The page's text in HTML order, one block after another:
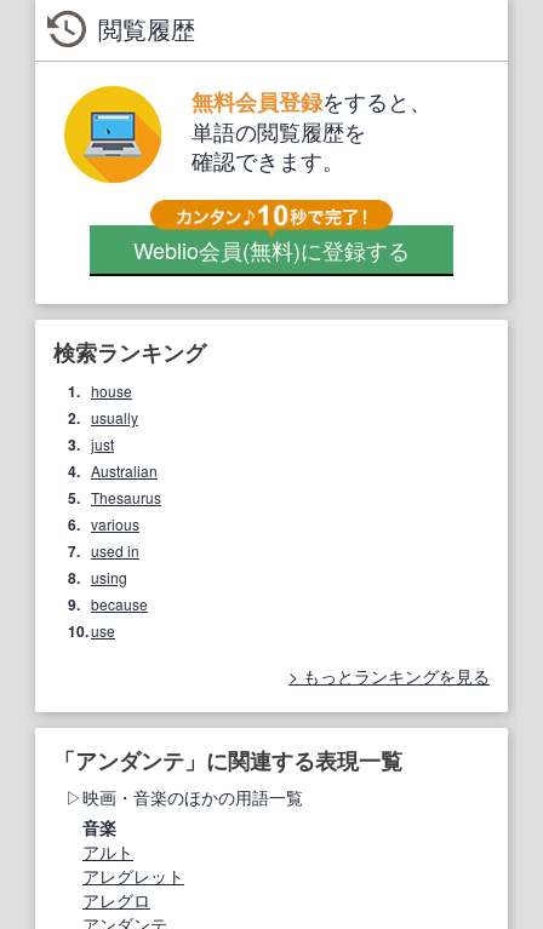
閲覧履歴
無料会員登録をすると、
単語の閲覧履歴を
確認できます。
Weblio会員(無料)に登録する
検索ランキング
1. house
2. usually
3. just
4. Australian
5. Thesaurus
6. various
7. used in
8. using
9. because
10.use
もっとランキングを見る
「アンダンテ」に関連する表現一覧
映画・音楽のほかの用語一覧
音楽
アルト
アレグレット
アレグロ